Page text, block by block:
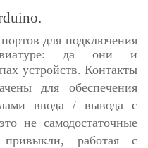
для подключения
да они и
устройств. Контакты
для обеспечения
ввода / вывода с
не самодостаточные
работая с